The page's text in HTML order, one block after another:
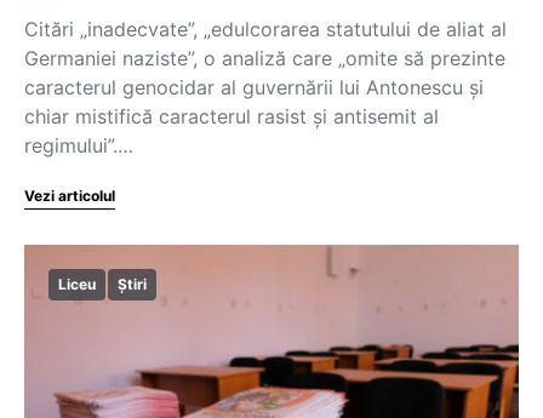
Citări „inadecvate”, „edulcorarea statutului de aliat al
Germaniei naziste”, o analiză care „omite să prezinte
caracterul genocidar al guvernării lui Antonescu și
chiar mistifică caracterul rasist și antisemit al
regimului”.…
Vezi articolul
Liceu Știri